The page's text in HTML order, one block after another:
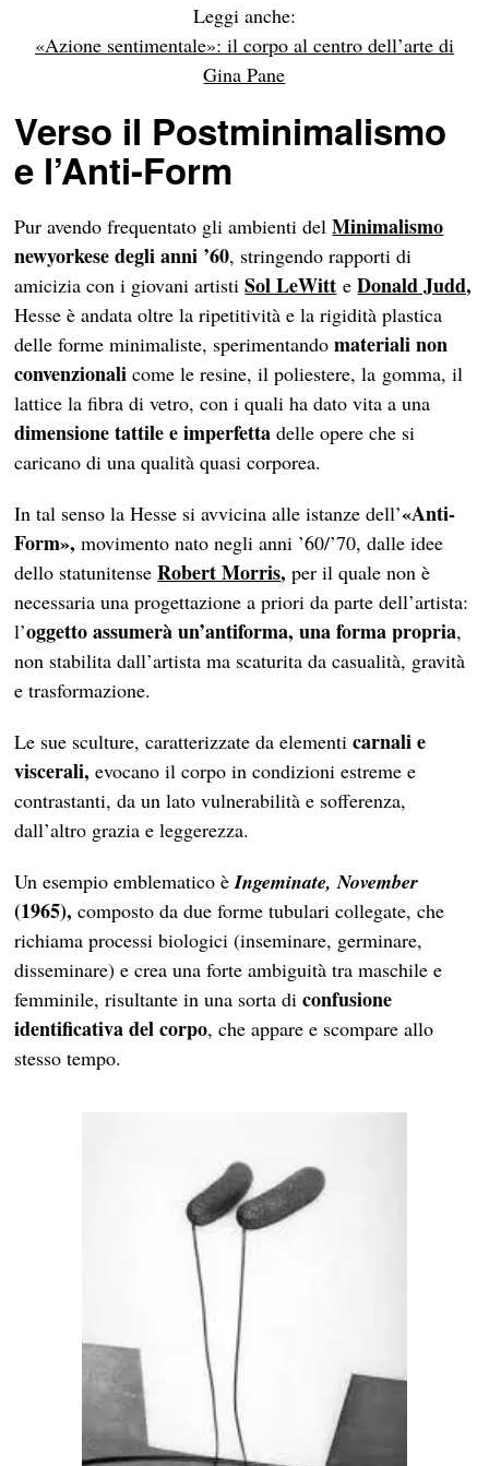
Leggi anche:
«Azione sentimentale»: il corpo al centro dell’arte di
Gina Pane
Verso il Postminimalismo
e l’Anti-Form
Pur avendo frequentato gli ambienti delMinimalismo
newyorkese degli anni ’60, stringendo rapporti di
amicizia con i giovani artistiSol LeWitt eDonald Judd,
Hesse è andata oltre la ripetitività e la rigidità plastica
delle forme minimaliste, sperimentandomateriali non
convenzionalicome le resine, il poliestere, la gomma, il
lattice la fibra di vetro, con i quali ha dato vita a una
dimensione tattile e imperfetta delle opere che si
caricano di una qualità quasi corporea.
In tal senso la Hesse si avvicina alle istanze dell’«Anti-
Form»,movimento nato negli anni ’60/’70, dalle idee
dello statunitenseRobert Morris,per il quale non è
necessaria una progettazione a priori da parte dell’artista:
l’oggetto assumerà un’antiforma, una forma propria,
non stabilita dall’artista ma scaturita da casualità, gravità
e trasformazione.
Le sue sculture, caratterizzate da elementi carnali e
viscerali, evocano il corpo in condizioni estreme e
contrastanti, da un lato vulnerabilità e sofferenza,
dall’altro grazia e leggerezza.
Un esempio emblematico èIngeminate, November
(1965), composto da due forme tubulari collegate, che
richiama processi biologici (inseminare, germinare,
disseminare) e crea una forte ambiguità tra maschile e
femminile, risultante in una sorta diconfusione
identificativa del corpo, che appare e scompare allo
stesso tempo.